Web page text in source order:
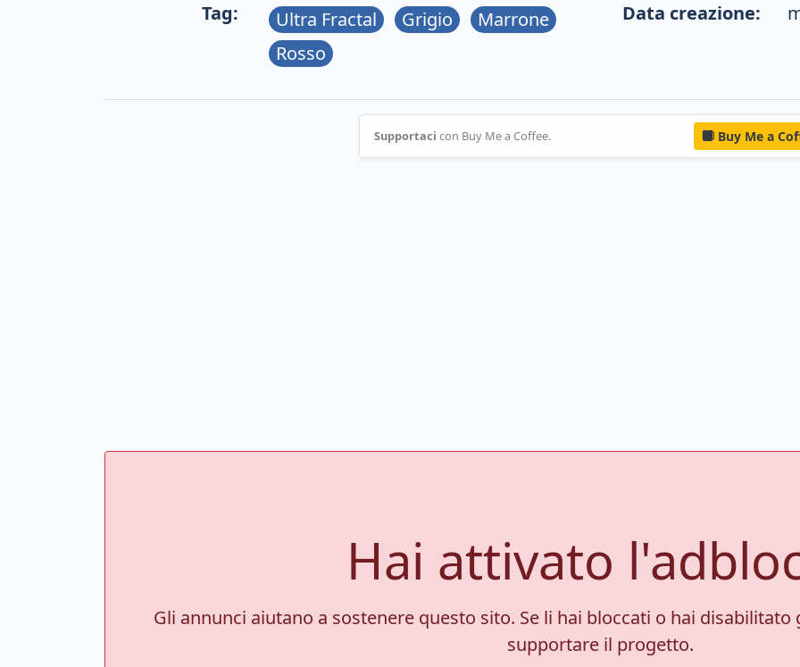
Tag:
Ultra Fractal Grigio
Marrone
Rosso
Data creazione:
Supportaci con Buy Me a Coffee. Buy Me a
Hai attivato
Gli annunci aiutano a sostenere questo sito. Se li hai bloccati o hai
supportare il progetto.